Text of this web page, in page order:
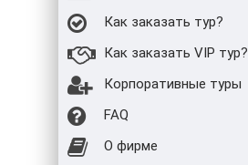
Как заказать тур?
Как заказать VIP тур?
Корпоративные туры
FAQ
О фирме